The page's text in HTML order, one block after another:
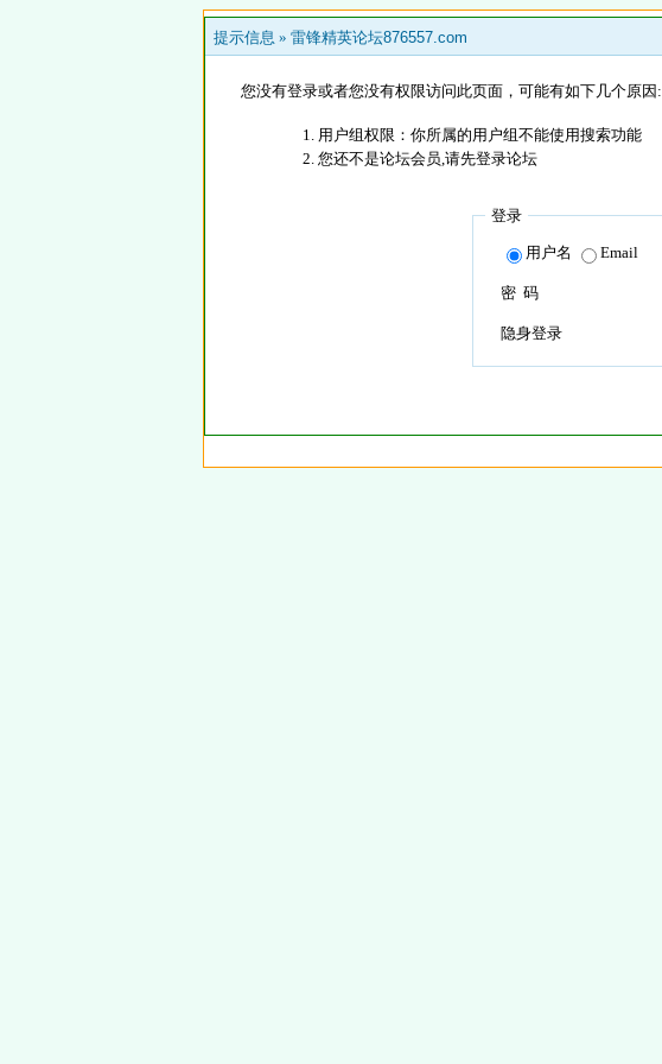
提示信息 » 雷锋精英论坛876557.com
您没有登录或者您没有权限访问此页面，可能有如下几个原因:
用户组权限：你所属的用户组不能使用搜索功能
您还不是论坛会员,请先登录论坛
登录
用户名 Email
密 码
隐身登录